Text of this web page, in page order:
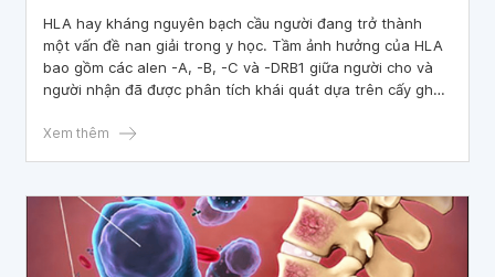
HLA hay kháng nguyên bạch cầu người đang trở thành
một vấn đề nan giải trong y học. Tầm ảnh hưởng của HLA
bao gồm các alen -A, -B, -C và -DRB1 giữa người cho và
người nhận đã được phân tích khái quát dựa trên cấy ghép
trình này, bất kỳ tế bào nào có biểu hiện HLA không phải
Xem thêm